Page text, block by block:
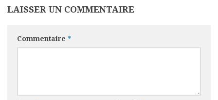
LAISSER UN COMMENTAIRE
Commentaire *